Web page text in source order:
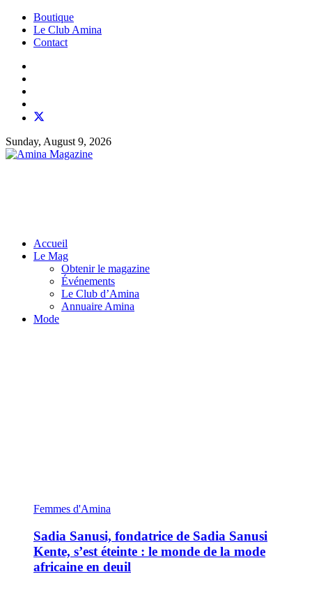
Boutique
Le Club Amina
Contact
Sunday, August 9, 2026
Accueil
Le Mag
Obtenir le magazine
Événements
Le Club d’Amina
Annuaire Amina
Mode
Femmes d'Amina
Sadia Sanusi, fondatrice de Sadia Sanusi
Kente, s’est éteinte : le monde de la mode
africaine en deuil